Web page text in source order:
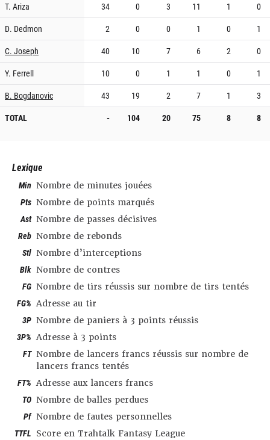
T. Ariza
34 0 3 11 1
0
D. Dedmon
2 0 0 1 0
1
C. Joseph
40 10 7 6 2
0
Y. Ferrell
10 0 1 1 0
1
B. Bogdanovic
43 19 2 7 1
3
TOTAL
- 104 20 75 8 8
Lexique
Min Nombre de minutes jouées
Pts Nombre de points marqués
Ast Nombre de passes décisives
Reb Nombre de rebonds
Stl Nombre d’interceptions
Blk Nombre de contres
FG Nombre de tirs réussis sur nombre de tirs tentés
FG% Adresse au tir
3P Nombre de paniers à 3 points réussis
3P% Adresse à 3 points
FT Nombre de lancers francs réussis sur nombre de
lancers francs tentés
FT% Adresse aux lancers francs
TO Nombre de balles perdues
Pf Nombre de fautes personnelles
TTFL Score en Trahtalk Fantasy League